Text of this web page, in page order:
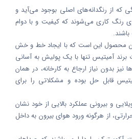
که از رنگدانه‌های اصلی بوجود می‌آید و
الی ۵ میلی‌متری رنگ کاری می‌شوند که کیفیت و با دوام
محصول این است که با ایجاد خط و خش‌
آمیتیس تنها با یک پولیش به آسانی
بدون نیاز ارجاع به کارخانه، در همان
قابل حل بوده و مشکلاتی را برای
و بیرونی عملکرد بالایی از خود نشان
از هرگونه ورود هوای بیرون به داخل